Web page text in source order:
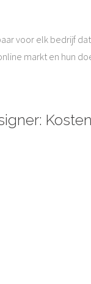
voor elk bedrijf
markt en hun